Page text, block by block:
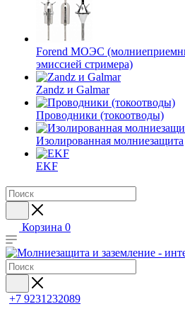
Forend МОЭС
эмиссией стримера)
Zandz и Galmar
Проводники (токоотводы)
Изолированная молниезащита
EKF
Корзина 0
+7 9231232089